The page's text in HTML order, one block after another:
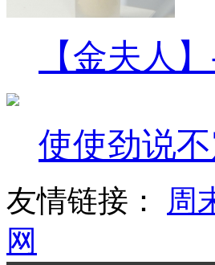
【金夫人
使使劲说
友情链接： 周
网